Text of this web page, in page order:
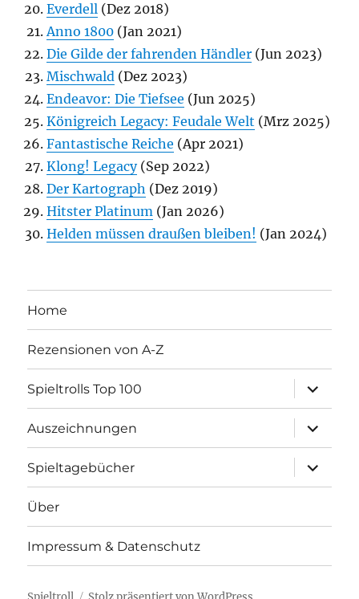
Everdell (Dez 2018)
Anno 1800 (Jan 2021)
Die Gilde der fahrenden Händler (Jun 2023)
Mischwald (Dez 2023)
Endeavor: Die Tiefsee (Jun 2025)
Königreich Legacy: Feudale Welt (Mrz 2025)
Fantastische Reiche (Apr 2021)
Klong! Legacy(Sep 2022)
Der Kartograph (Dez 2019)
Hitster Platinum (Jan 2026)
Helden müssen draußen bleiben! (Jan 2024)
Home
Rezensionen von A-Z
Spieltrolls Top 100
öffnen
Auszeichnungen
öffnen
Spieltagebücher
öffnen
Über
Impressum & Datenschutz